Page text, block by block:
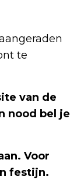
te
van de
nood bel je
Voor
festijn.